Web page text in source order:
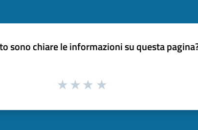
sono chiare le informazioni su questa